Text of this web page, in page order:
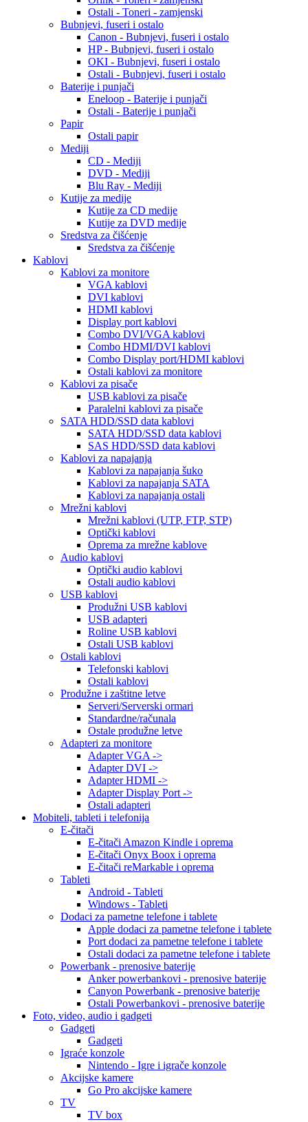
Ostali - Toneri - zamjenski
Bubnjevi, fuseri i ostalo
Canon - Bubnjevi, fuseri i ostalo
HP - Bubnjevi, fuseri i ostalo
OKI - Bubnjevi, fuseri i ostalo
Ostali - Bubnjevi, fuseri i ostalo
Baterije i punjači
Eneloop - Baterije i punjači
Ostali - Baterije i punjači
Papir
Ostali papir
Mediji
CD - Mediji
DVD - Mediji
Blu Ray - Mediji
Kutije za medije
Kutije za CD medije
Kutije za DVD medije
Sredstva za čišćenje
Sredstva za čišćenje
Kablovi
Kablovi za monitore
VGA kablovi
DVI kablovi
HDMI kablovi
Display port kablovi
Combo DVI/VGA kablovi
Combo HDMI/DVI kablovi
Combo Display port/HDMI kablovi
Ostali kablovi za monitore
Kablovi za pisače
USB kablovi za pisače
Paralelni kablovi za pisače
SATA HDD/SSD data kablovi
SATA HDD/SSD data kablovi
SAS HDD/SSD data kablovi
Kablovi za napajanja
Kablovi za napajanja šuko
Kablovi za napajanja SATA
Kablovi za napajanja ostali
Mrežni kablovi
Mrežni kablovi (UTP, FTP, STP)
Optički kablovi
Oprema za mrežne kablove
Audio kablovi
Optički audio kablovi
Ostali audio kablovi
USB kablovi
Produžni USB kablovi
USB adapteri
Roline USB kablovi
Ostali USB kablovi
Ostali kablovi
Telefonski kablovi
Ostali kablovi
Produžne i zaštitne letve
Serveri/Serverski ormari
Standardne/računala
Ostale produžne letve
Adapteri za monitore
Adapter VGA ->
Adapter DVI ->
Adapter HDMI ->
Adapter Display Port ->
Ostali adapteri
Mobiteli, tableti i telefonija
E-čitači
E-čitači Amazon Kindle i oprema
E-čitači Onyx Boox i oprema
E-čitači reMarkable i oprema
Tableti
Android - Tableti
Windows - Tableti
Dodaci za pametne telefone i tablete
Apple dodaci za pametne telefone i tablete
Port dodaci za pametne telefone i tablete
Ostali dodaci za pametne telefone i tablete
Powerbank - prenosive baterije
Anker powerbankovi - prenosive baterije
Canyon Powerbank - prenosive baterije
Ostali Powerbankovi - prenosive baterije
Foto, video, audio i gadgeti
Gadgeti
Gadgeti
Igraće konzole
Nintendo - Igre i igrače konzole
Akcijske kamere
Go Pro akcijske kamere
TV
TV box